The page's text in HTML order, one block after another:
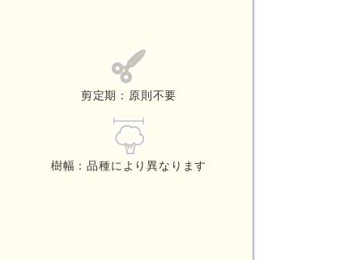
剪定期：原則不要
樹幅：品種により異なります